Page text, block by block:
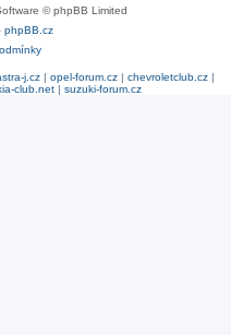
© phpBB Limited
phpBB.cz
j.cz | opel-forum.cz | chevroletclub.cz |
club.net| suzuki-forum.cz